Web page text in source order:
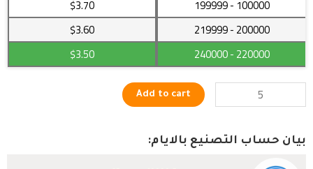
100000
- 199999
$3.70
200000
- 219999
$3.60
220000
- 240000
$3.50
Add to cart
بيان حساب التصنيع بالايام: